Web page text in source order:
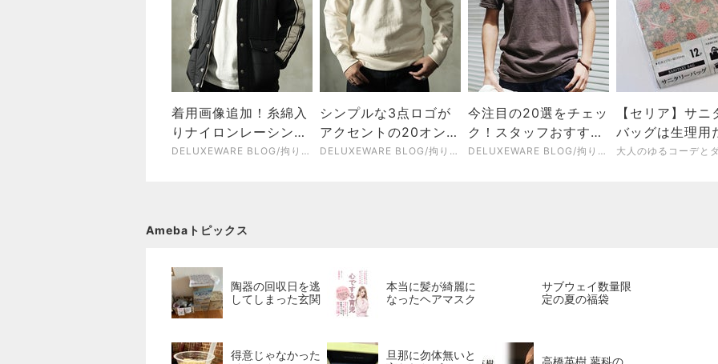
着用画像追加！糸綿入
りナイロンレーシング
ジャケット「D-28A」
DELUXEWARE BLOG/拘りの純国産アメカジブランドデラックスウエア
シンプルな3点ロゴが
アクセントの20オンス
スウェット「BRGS- DELUXEWARE BLOG/拘りの純国産アメカジブランドデラックスウエア
今注目の20選をチェッ
ク！スタッフおすすめ
アイテムをご紹介
DELUXEWARE BLOG/拘りの純国産アメカジブランドデラックスウエア
【セリア】サニ
バッグは生理用
ゃない！目から
Amebaトピックス
陶器の回収日を逃
してしまった玄関
本当に髪が綺麗に
なったヘアマスク
サブウェイ数量限
定の夏の福袋
得意じゃなかった
旦那に勿体無いと